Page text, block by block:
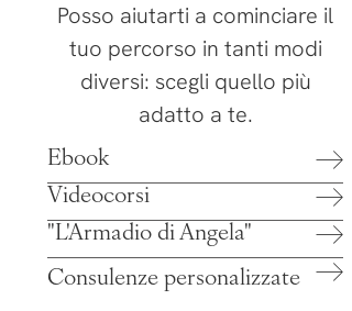
Posso aiutarti a cominciare il
tuo percorso in tanti modi
diversi: scegli quello più
adatto a te.
Ebook
Videocorsi
"L'Armadio di Angela"
Consulenze personalizzate